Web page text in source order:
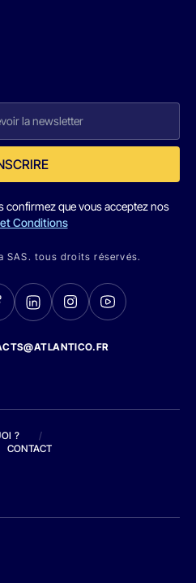
confirmez que vous acceptez nos
Conditions
SAS. tous droits réservés.
?
/
CONTACT